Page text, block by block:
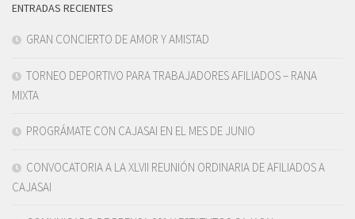
ENTRADAS RECIENTES
GRAN CONCIERTO DE AMOR Y AMISTAD
TORNEO DEPORTIVO PARA TRABAJADORES AFILIADOS – RANA
MIXTA
PROGRÁMATE CON CAJASAI EN EL MES DE JUNIO
CONVOCATORIA A LA XLVII REUNIÓN ORDINARIA DE AFILIADOS A
CAJASAI